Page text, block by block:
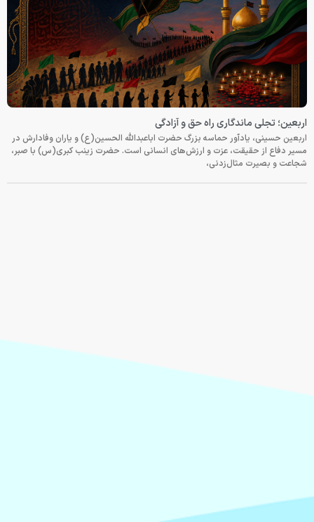
اربعین؛ تجلی ماندگاری راه حق و آزادگی
اربعین حسینی، یادآور حماسه بزرگ حضرت اباعبدالله الحسین(ع) و یاران وفادارش در
مسیر دفاع از حقیقت، عزت و ارزش‌های انسانی است. حضرت زینب کبری(س) با صبر،
شجاعت و بصیرت مثال‌زدنی،